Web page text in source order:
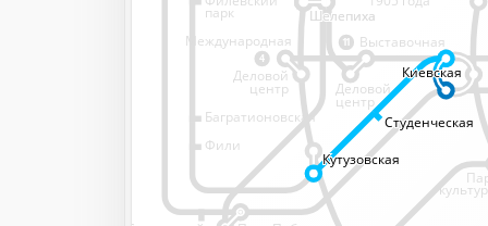
4
11
Деловой
центр
Шелепиха
Шелепиха
парк
Багратионовская
Фили
Международная Выставочная
Деловой
центр
Киевская
Киевская
Студенческая
Студенческая
Кутузовская
Кутузовская
Киевская
Киевская
Студенческая
Студенческая
Кутузовская
Кутузовская